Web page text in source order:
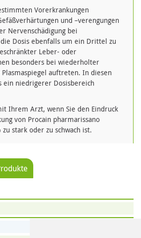
Vorerkrankungen
und –verengungen
Nervenschädigung bei
Dosis ebenfalls um ein Drittel zu
Leber- oder
besonders bei wiederholter
auftreten. In diesen
ein niedrigerer Dosisbereich
Ihrem Arzt, wenn Sie den Eindruck
von Procain pharmarissano
stark oder zu schwach ist.